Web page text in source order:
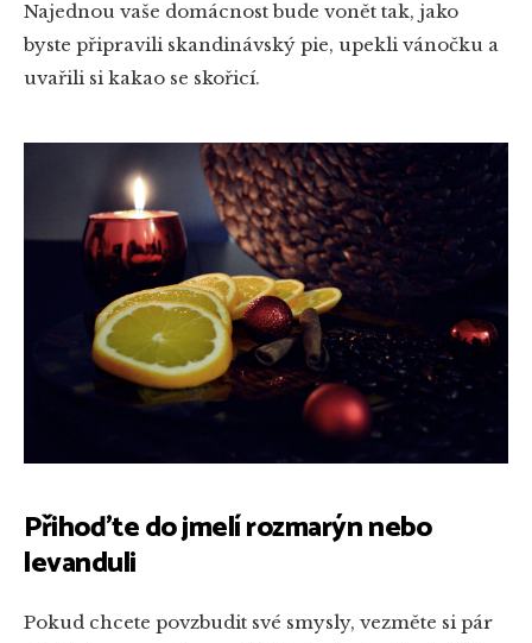
Najednou vaše domácnost bude vonět tak, jako
byste připravili skandinávský pie, upekli vánočku a
uvařili si kakao se skořicí.
Přihoďte do jmelí rozmarýn nebo
levanduli
Pokud chcete povzbudit své smysly, vezměte si pár